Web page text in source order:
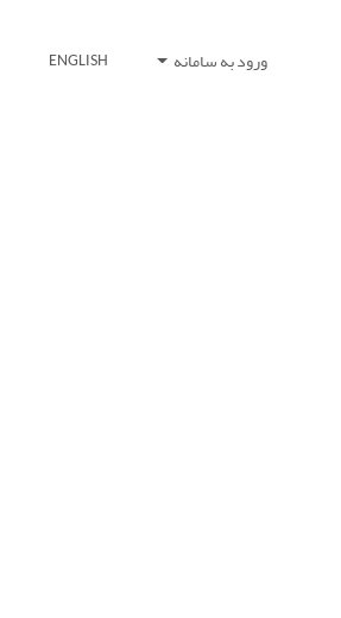
ورود به سامانه ENGLISH